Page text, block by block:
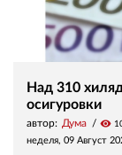
Над 310
осигуровки
автор: Дума visibility
неделя, 09 Август